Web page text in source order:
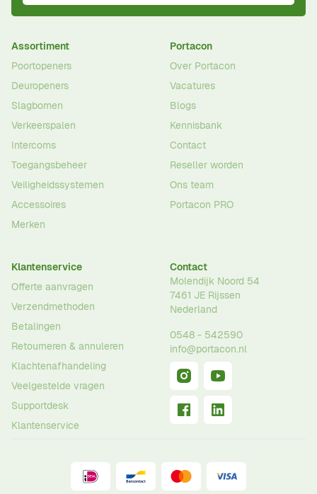
Assortiment
Poortopeners
Deuropeners
Slagbomen
Verkeerspalen
Intercoms
Toegangsbeheer
Veiligheidssystemen
Accessoires
Merken
Portacon
Over Portacon
Vacatures
Blogs
Kennisbank
Contact
Reseller worden
Ons team
Portacon PRO
Klantenservice
Offerte aanvragen
Verzendmethoden
Betalingen
Retourneren & annuleren
Klachtenafhandeling
Veelgestelde vragen
Supportdesk
Klantenservice
Contact
Molendijk Noord 54
7461 JE Rijssen
Nederland
0548 - 542590
info@portacon.nl